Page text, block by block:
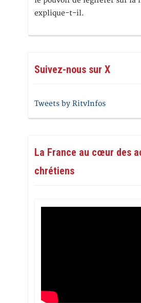
explique-t-il.
Suivez-nous sur X
Tweets by RitvInfos
La France au cœur des
chrétiens